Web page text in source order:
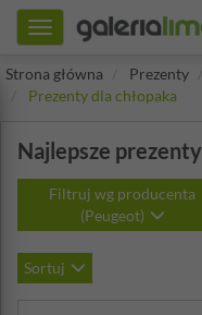
Toggle
navigation
Strona główna
Prezenty
Prezenty dla chłopaka
Najlepsze
Filtruj wg producenta
(Peugeot)
Sortuj